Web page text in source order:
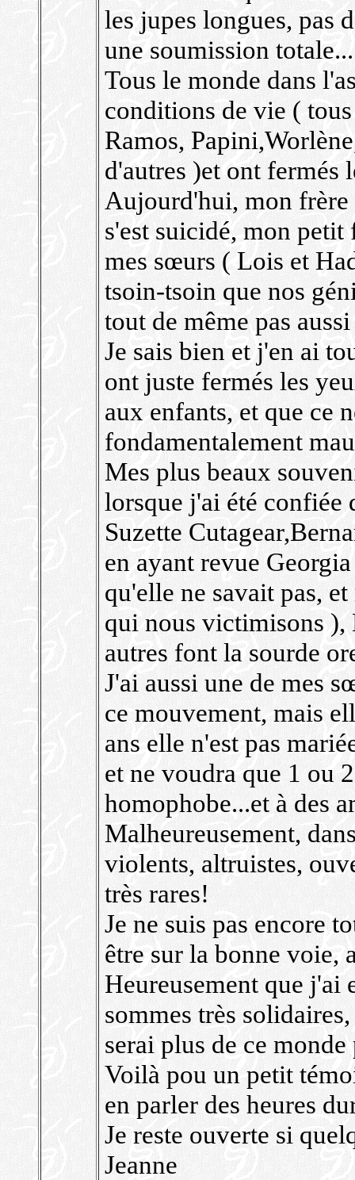
les jupes longues, pas
une soumission totale...
Tous le monde dans
conditions de vie (
Ramos,
d'autres )et ont fermés
Aujourd'hui, mon
s'est suicidé, mon petit
mes sœurs ( Lois et
tsoin-tsoin que nos
tout de même pas
Je sais bien et j'en ai
ont juste fermés les
aux enfants, et que ce
fondamentalement
Mes plus beaux
lorsque j'ai été confiée
Suzette
en ayant revue
qu'elle ne savait pas,
qui nous victimisons ),
autres font la sourde
J'ai aussi une de mes
ce mouvement, mais
ans elle n'est pas
et ne voudra que 1 ou
homophobe...et à des
Malheureusement,
violents, altruistes,
très rares!
Je ne suis pas encore
être sur la bonne voie,
Heureusement que j'ai
sommes très
serai plus de ce
Voilà pou un petit
en parler des heures
Je reste ouverte si
Jeanne